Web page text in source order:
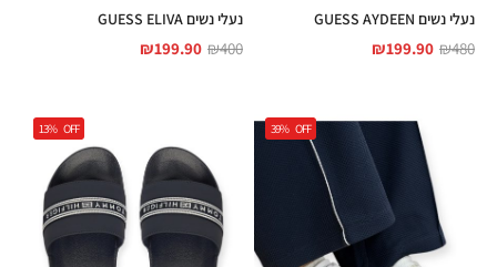
נעלי נשים GUESS AYDEEN
₪480
₪199.90
נעלי נשים GUESS ELIVA
₪400
₪199.90
39% OFF
13% OFF